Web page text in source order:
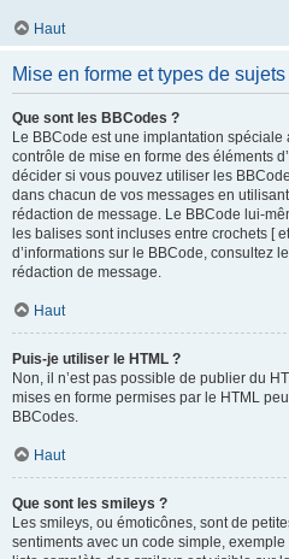
Haut
Mise en forme et types de sujets
Que sont les BBCodes ?
Le BBCode est une implantation
contrôle de mise en forme des éléments
décider si vous pouvez utiliser les
dans chacun de vos messages en
rédaction de message. Le BBCode lui-
les balises sont incluses entre crochets [
d’informations sur le BBCode, consultez
rédaction de message.
Haut
Puis-je utiliser le HTML ?
Non, il n’est pas possible de publier du
mises en forme permises par le HTML
BBCodes.
Haut
Que sont les smileys ?
Les smileys, ou émoticônes, sont de
sentiments avec un code simple,